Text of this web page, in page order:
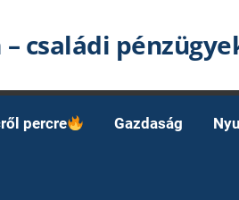
családi
percre Gazdaság